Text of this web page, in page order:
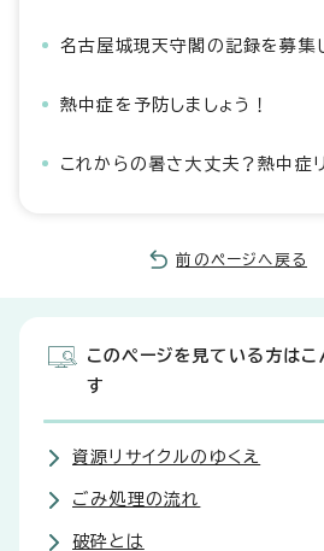
名古屋城現天守閣の記録を募集
熱中症を予防しましょう！
これからの暑さ大丈夫？熱中症
前のページへ戻る
このページを見ている方はこ
す
資源リサイクルのゆくえ
ごみ処理の流れ
破砕とは